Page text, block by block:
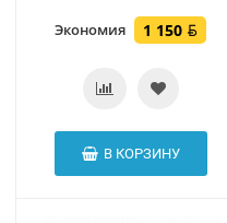
Экономия 1 150
В КОРЗИНУ